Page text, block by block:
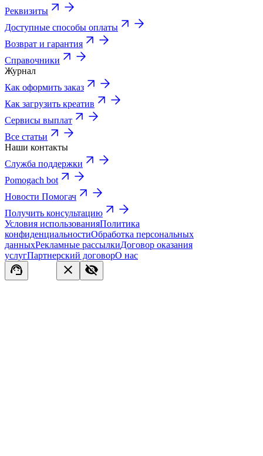
Реквизиты
Доступные способы оплаты
Возврат и гарантия
Справочники
Журнал
Как оформить заказ
Как загрузить креатив
Сервисы выплат
Все статьи
Наши контакты
Служба поддержки
Pomogach bot
Новости Помогач
Получить консультацию
Условия использованияПолитика
конфиденциальностиОбработка персональных
данныхРекламные рассылкиДоговор оказания
услугПартнерский договорО нас